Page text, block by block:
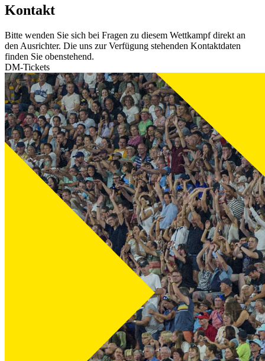
Kontakt
Bitte wenden Sie sich bei Fragen zu diesem Wettkampf direkt an
den Ausrichter. Die uns zur Verfügung stehenden Kontaktdaten
finden Sie obenstehend.
DM-Tickets